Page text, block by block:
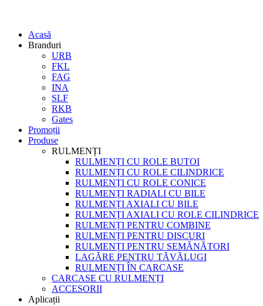
Acasă
Branduri
URB
FKL
FAG
INA
SLF
RKB
Gates
Promoții
Produse
RULMENȚI
RULMENȚI CU ROLE BUTOI
RULMENȚI CU ROLE CILINDRICE
RULMENȚI CU ROLE CONICE
RULMENȚI RADIALI CU BILE
RULMENȚI AXIALI CU BILE
RULMENȚI AXIALI CU ROLE CILINDRICE
RULMENȚI PENTRU COMBINE
RULMENȚI PENTRU DISCURI
RULMENȚI PENTRU SEMĂNĂTORI
LAGĂRE PENTRU TĂVĂLUGI
RULMENȚI ÎN CARCASE
CARCASE CU RULMENȚI
ACCESORII
Aplicații